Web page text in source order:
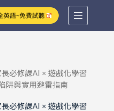
英語~免費試聽
必修課AI × 遊戲化學習
阱與實用避雷指南
必修課AI × 遊戲化學習